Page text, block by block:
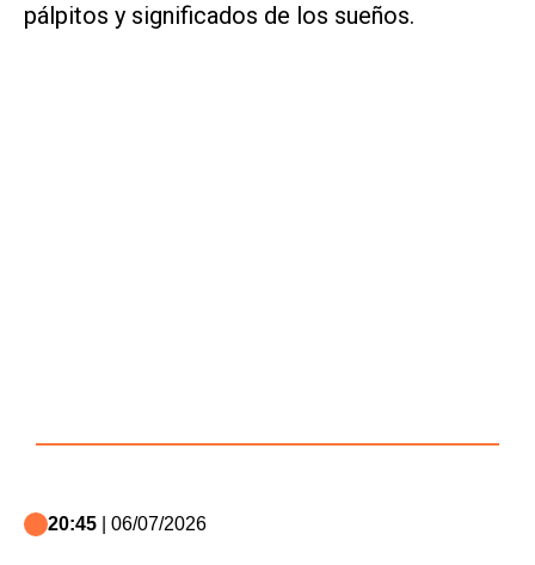
pálpitos y significados de los sueños.
20:45 | 06/07/2026